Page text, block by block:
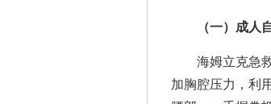
（一）成人自
海姆立克急救
加胸腔压力，利